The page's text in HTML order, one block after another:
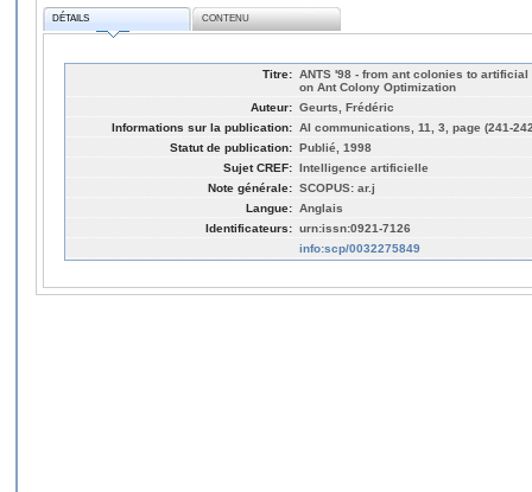
DÉTAILS CONTENU
Titre: ANTS '98 - from ant colonies to
on Ant Colony Optimization
Auteur: Geurts, Frédéric
Informations sur la publication: AI communications, 11, 3, page (241-
Statut de publication: Publié, 1998
Sujet CREF: Intelligence artificielle
Note générale: SCOPUS: ar.j
Langue: Anglais
Identificateurs: urn:issn:0921-7126
info:scp/0032275849